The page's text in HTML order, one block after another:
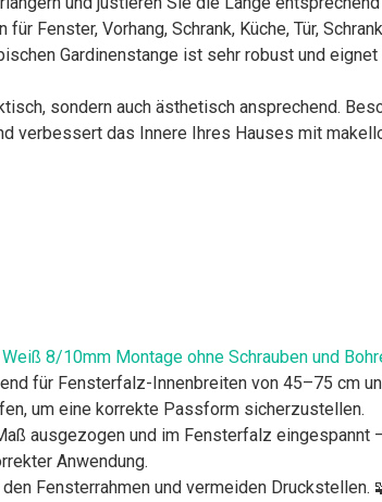
Fenster, Vorhang, Schrank, Küche, Tür,
Gardinenstange ist sehr robust und
sondern auch ästhetisch ansprechend.
verbessert das Innere Ihres Hauses mit
8/10mm Montage ohne Schrauben und
für Fensterfalz-Innenbreiten von 45–75 cm
um eine korrekte Passform sicherzustellen.
ausgezogen und im Fensterfalz eingespannt
Anwendung.
Fensterrahmen und vermeiden